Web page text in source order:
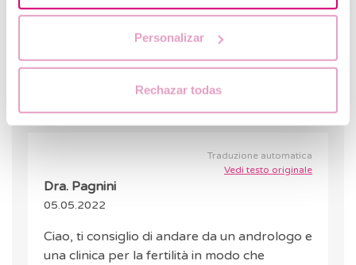
Personalizar
Rechazar todas
Mi ha studiato e ho angiosperme e zero
spermatozoi, cosa significa?
RISPOSTA
Traduzione automatica
Vedi testo originale
Dra. Pagnini
05.05.2022
Ciao, ti consiglio di andare da un andrologo e
una clinica per la fertilità in modo che